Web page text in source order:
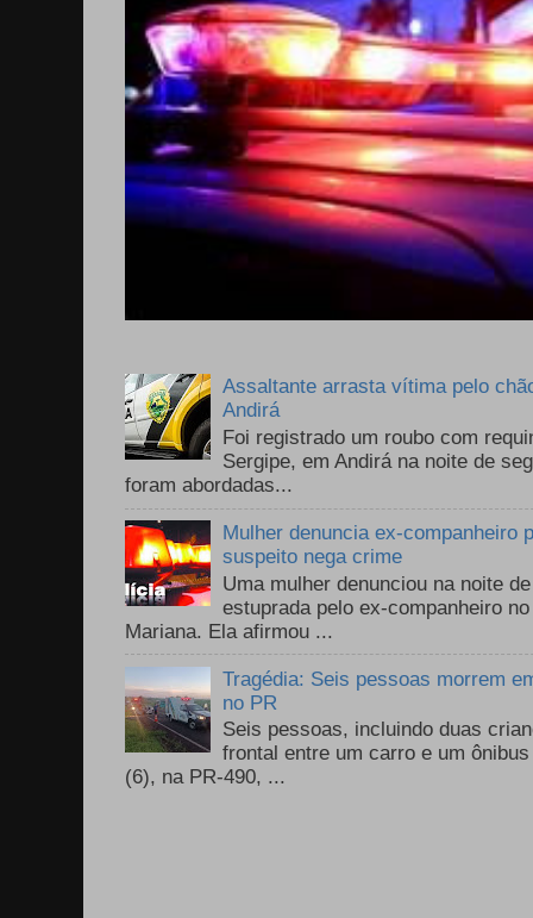
Assaltante arrasta vítima pelo
Andirá
Foi registrado um roubo com
Sergipe, em Andirá na noite de
foram abordadas...
Mulher denuncia ex-companheiro
suspeito nega crime
Uma mulher denunciou na noite
estuprada pelo ex-companheiro
Mariana. Ela afirmou ...
Tragédia: Seis pessoas morrem
no PR
Seis pessoas, incluindo duas
frontal entre um carro e um
(6), na PR-490, ...